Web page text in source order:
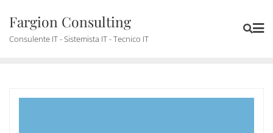
content
Fargion Consulting
Consulente IT - Sistemista IT - Tecnico IT